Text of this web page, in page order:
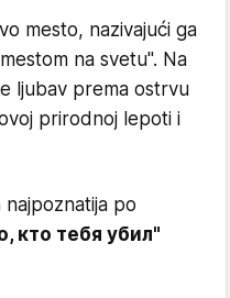
mesto, nazivajući ga
na svetu". Na
ljubav prema ostrvu
prirodnoj lepoti i
najpoznatija po
кто тебя убил"